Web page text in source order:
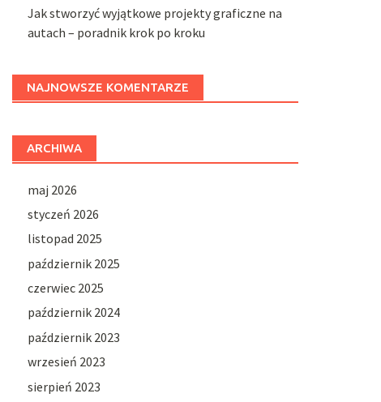
Jak stworzyć wyjątkowe projekty graficzne na
autach – poradnik krok po kroku
NAJNOWSZE KOMENTARZE
ARCHIWA
maj 2026
styczeń 2026
listopad 2025
październik 2025
czerwiec 2025
październik 2024
październik 2023
wrzesień 2023
sierpień 2023